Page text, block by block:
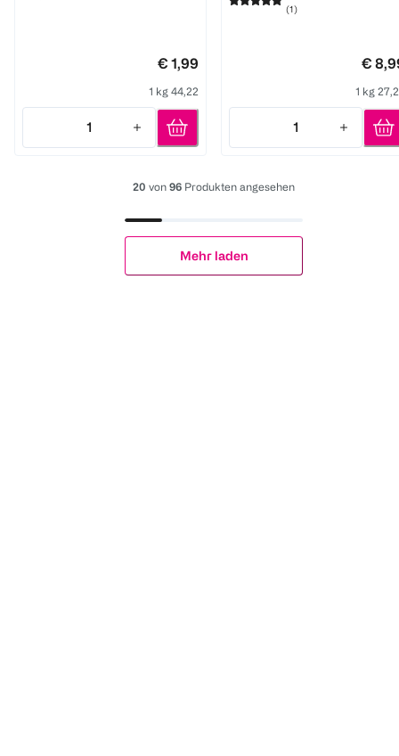
€ 1,99
1 kg 44,22
1
Quantity: 1
(1)
€
1 kg
1
Quantity: 1
20 von 96 Produkten angesehen
Mehr laden